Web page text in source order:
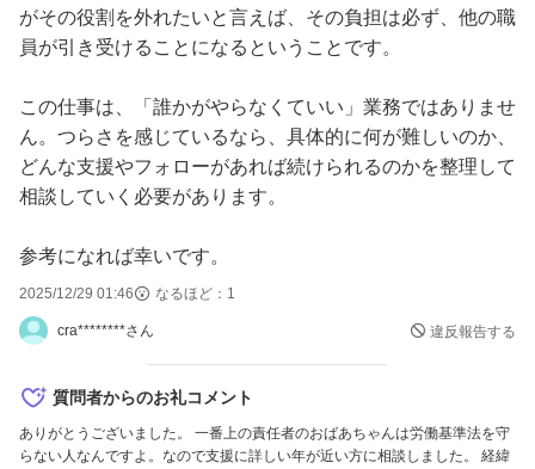
がその役割を外れたいと言えば、その負担は必ず、他の職
員が引き受けることになるということです。
この仕事は、「誰かがやらなくていい」業務ではありませ
ん。つらさを感じているなら、具体的に何が難しいのか、
どんな支援やフォローがあれば続けられるのかを整理して
相談していく必要があります。
参考になれば幸いです。
2025/12/29 01:46 なるほど： 1
cra********さん 違反報告する
質問者からのお礼コメント
ありがとうございました。 一番上の責任者のおばあちゃんは労働基準法を守
らない人なんですよ。なので支援に詳しい年が近い方に相談しました。 経緯